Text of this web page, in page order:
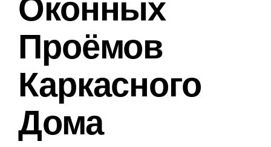
Проёмов
Каркасного
Дома